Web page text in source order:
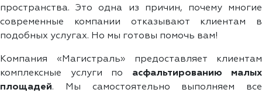
пространства. Это одна из причин, почему многие
современные компании отказывают клиентам в
подобных услугах. Но мы готовы помочь вам!
Компания «Магистраль» предоставляет клиентам
комплексные услуги по асфальтированию малых
площадей. Мы самостоятельно выполняем все